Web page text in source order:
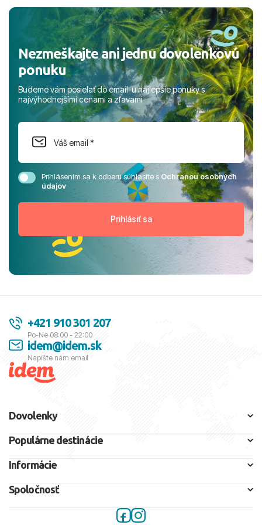
Hlavné mesto: Ankara
Nezmeškajte ani jednu dovolenkovú
ponuku
Budeme vám posielať do email-u najlepšie ponuky s
najvýhodnejšími cenami a zľavami
Prihlásením sa k odberu súhlasíte sOchranou osobných
údajov
+421 910 301 207
Po-Ne 08:00 - 22:00
idem@idem.sk
Napíšte nám email
Dovolenky
Populárne destinácie
Informácie
Spoločnosť